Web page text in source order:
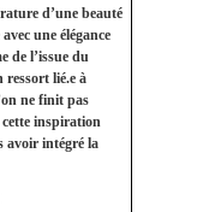
d’une beauté
une élégance
de l’issue du
ressort lié.e à
ne finit pas
cette inspiration
avoir intégré la